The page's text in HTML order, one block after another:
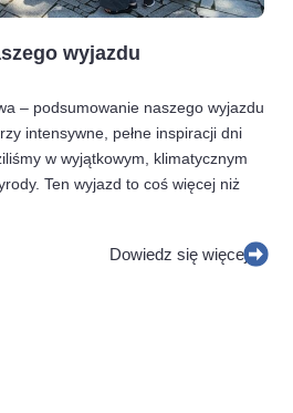
wyjazdu
– podsumowanie naszego wyjazdu
intensywne, pełne inspiracji dni
w wyjątkowym, klimatycznym
Ten wyjazd to coś więcej niż
Dowiedz się więcej